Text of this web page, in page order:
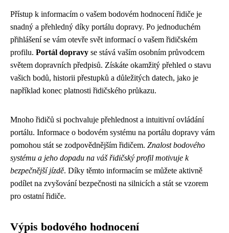
Přístup k informacím o vašem bodovém hodnocení řidiče je
snadný a přehledný díky portálu dopravy. Po jednoduchém
přihlášení se vám otevře svět informací o vašem řidičském
profilu. Portál dopravy se stává vaším osobním průvodcem
světem dopravních předpisů. Získáte okamžitý přehled o stavu
vašich bodů, historii přestupků a důležitých datech, jako je
například konec platnosti řidičského průkazu.
Mnoho řidičů si pochvaluje přehlednost a intuitivní ovládání
portálu. Informace o bodovém systému na portálu dopravy vám
pomohou stát se zodpovědnějším řidičem. Znalost bodového
systému a jeho dopadu na váš řidičský profil motivuje k
bezpečnější jízdě. Díky těmto informacím se můžete aktivně
podílet na zvyšování bezpečnosti na silnicích a stát se vzorem
pro ostatní řidiče.
Výpis bodového hodnocení